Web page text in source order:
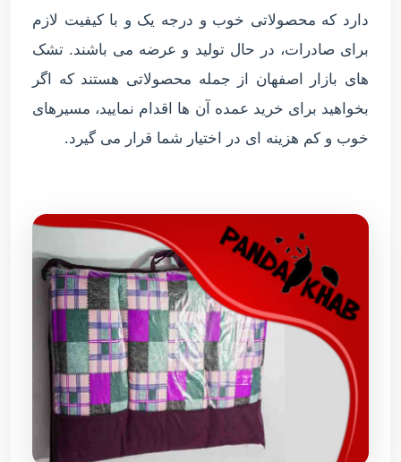
دارد که محصولاتی خوب و درجه یک و با کیفیت لازم
برای صادرات، در حال تولید و عرضه می باشند. تشک
های بازار اصفهان از جمله محصولاتی هستند که اگر
بخواهید برای خرید عمده آن ها اقدام نمایید، مسیرهای
خوب و کم هزینه ای در اختیار شما قرار می گیرد.